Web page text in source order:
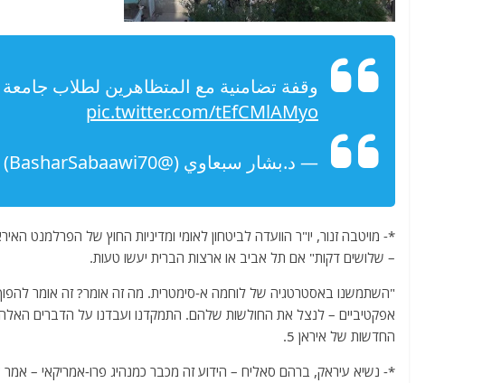
وقفة تضامنية مع المتظاهرين لطلاب جامعة
pic.twitter.com/tEfCMlAMyo
— د.بشار سبعاوي (@BasharSabaawi70)
*- מויטבה זנור, יו"ר הוועדה לביטחון לאומי ומדיניות החוץ של הפרלמנט
– שלושים דקות" אם תל אביב או ארצות הברית יעשו טעות.
"השתמשנו באסטרטגיה של לוחמה א-סימטרית. מה זה אומר? זה אומר להפוך
אפקטיביים – לנצל את החולשות שלהם. התמקדנו ועבדנו על הדברים
החדשות של איראן 5.
*- נשיא עיראק, ברהם סאליח – הידוע זה מכבר כמנהיג פרו-אמריקאי –